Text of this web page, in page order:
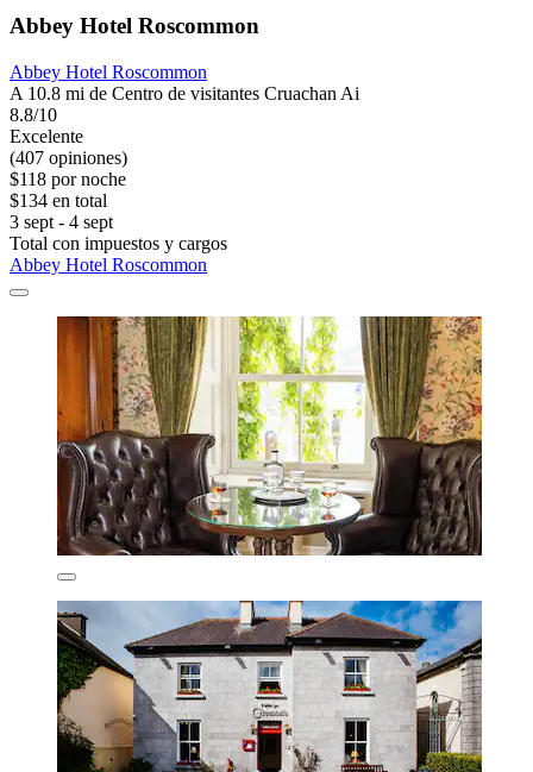
Abbey Hotel Roscommon
Abbey Hotel Roscommon
A 10.8 mi de Centro de visitantes Cruachan Ai
8.8/10
Excelente
(407 opiniones)
$118 por noche
$134 en total
3 sept - 4 sept
Total con impuestos y cargos
Abbey Hotel Roscommon